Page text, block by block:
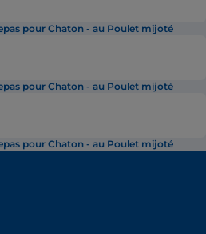
pour Chaton - au Poulet mijoté
pour Chaton - au Poulet mijoté
pour Chaton - au Poulet mijoté